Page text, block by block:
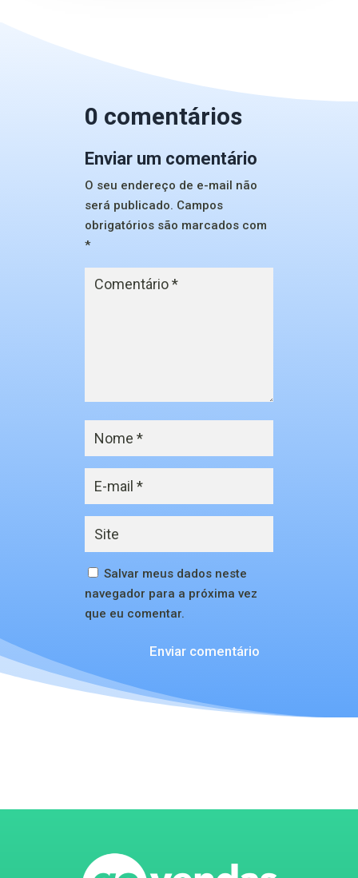
0 comentários
Enviar um comentário
O seu endereço de e-mail não
será publicado. Campos
obrigatórios são marcados com
*
Salvar meus dados neste
navegador para a próxima vez
que eu comentar.
Enviar comentário